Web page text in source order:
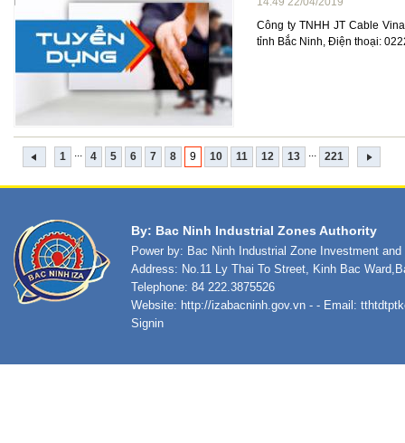
Công ty TNHH JT Cable
tỉnh Bắc Ninh, Điện thoại:
1 ... 4 5 6 7 8 9 10 11 12 13 ... 221
By: Bac Ninh Industrial Zones Authority
Power by: Bac Ninh Industrial Zone Investment
Address: No.11 Ly Thai To Street, Kinh Bac
Telephone: 84 222.3875526
Website: http://izabacninh.gov.vn - - Email:
Signin